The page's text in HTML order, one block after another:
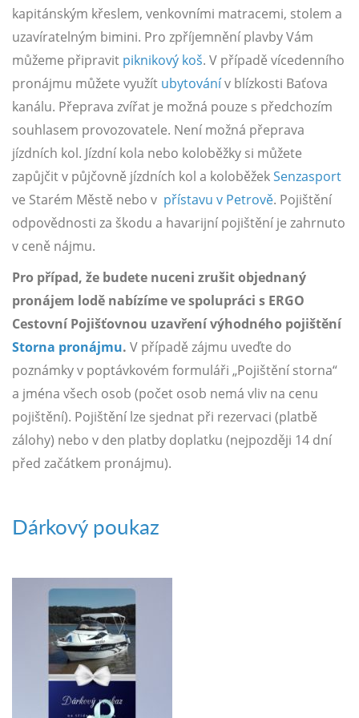
kapitánským křeslem, venkovními matracemi, stolem a
uzavíratelným bimini. Pro zpříjemnění plavby Vám
můžeme připravit piknikový koš. V případě vícedenního
pronájmu můžete využít ubytovánív blízkosti Baťova
kanálu. Přeprava zvířat je možná pouze s předchozím
souhlasem provozovatele. Není možná přeprava
jízdních kol. Jízdní kola nebo koloběžky si můžete
zapůjčit v půjčovně jízdních kol a koloběžekSenzasport
ve Starém Městě nebo v přístavu v Petrově. Pojištění
odpovědnosti za škodu a havarijní pojištění je zahrnuto
v ceně nájmu.
Pro případ, že budete nuceni zrušit objednaný
pronájem lodě nabízíme ve spolupráci s ERGO
Cestovní Pojišťovnou uzavření výhodného pojištění
Storna pronájmu. V případě zájmu uveďte do
poznámky v poptávkovém formuláři „Pojištění storna“
a jména všech osob (počet osob nemá vliv na cenu
pojištění). Pojištění lze sjednat při rezervaci (platbě
zálohy) nebo v den platby doplatku (nejpozději 14 dní
před začátkem pronájmu).
Dárkový poukaz